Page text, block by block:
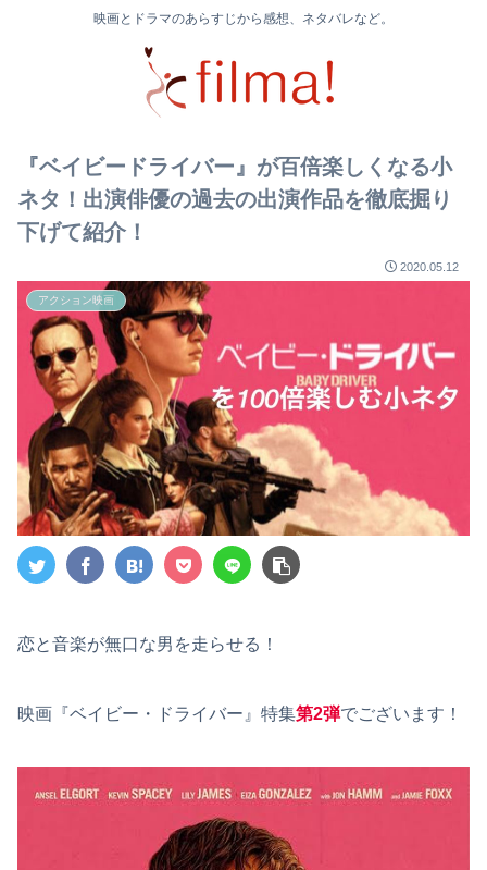
映画とドラマのあらすじから感想、ネタバレなど。
『ベイビードライバー』が百倍楽しくなる小
ネタ！出演俳優の過去の出演作品を徹底掘り
下げて紹介！
2020.05.12
アクション映画
恋と音楽が無口な男を走らせる！
映画『ベイビー・ドライバー』特集第2弾でございます！